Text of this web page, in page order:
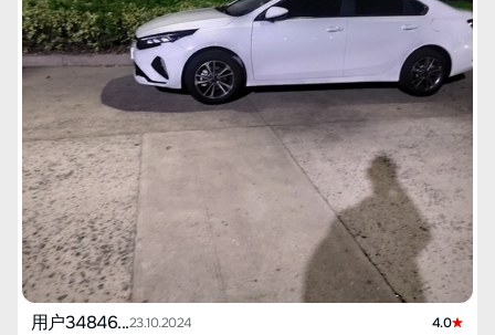
用户34846...23.10.2024 4.0